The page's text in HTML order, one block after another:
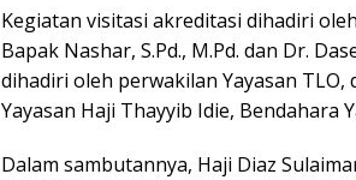
Kegiatan visitasi akreditasi dihadiri
Bapak Nashar, S.Pd., M.Pd. dan Dr.
dihadiri oleh perwakilan Yayasan
Yayasan Haji Thayyib Idie, Bendahara
Dalam sambutannya, Haji Diaz